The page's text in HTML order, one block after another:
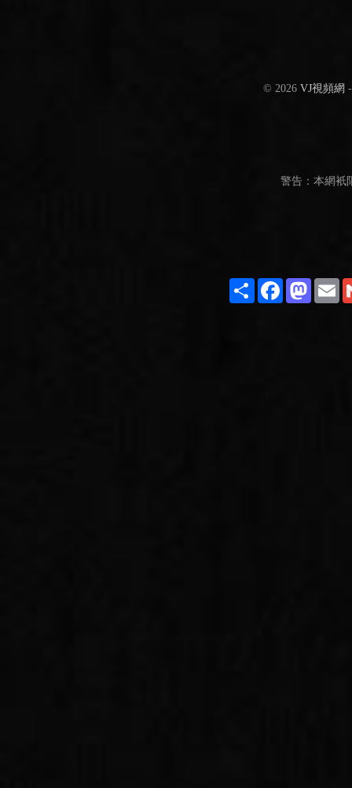
© 2026 VJ視頻網
警告：本網衹
ShareFacebook